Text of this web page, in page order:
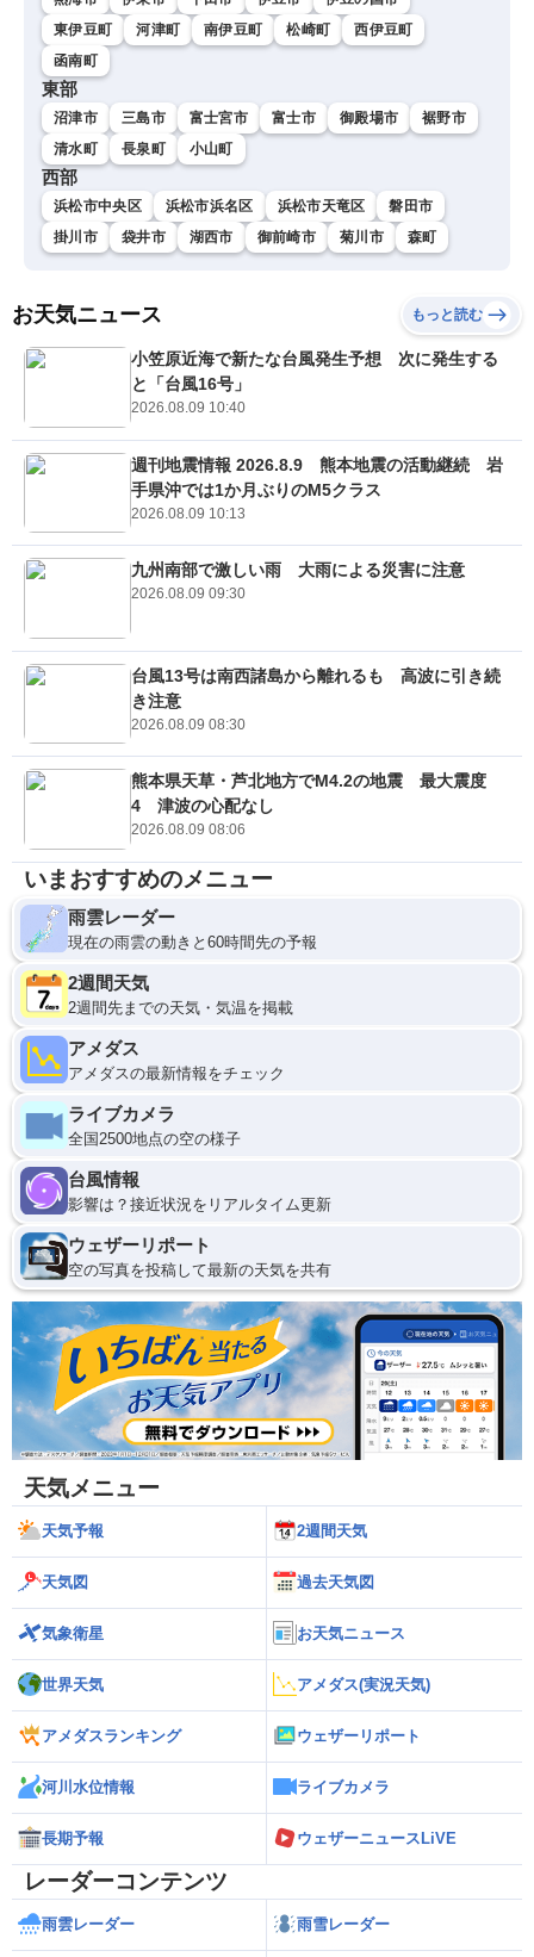
東伊豆町
河津町 南伊豆町 松崎町
西伊豆町
函南町
東部
沼津市 三島市 富士宮市 富士市 御殿場市
裾野市
清水町
長泉町 小山町
西部
浜松市中央区 浜松市浜名区 浜松市天竜区
磐田市
掛川市
袋井市 湖西市 御前崎市 菊川市 森町
お天気ニュース もっと読む
小笠原近海で新たな台風発生予想 次に発生する
と「台風16号」
2026.08.09 10:40
週刊地震情報 2026.8.9 熊本地震の活動継続 岩
手県沖では1か月ぶりのM5クラス
2026.08.09 10:13
九州南部で激しい雨 大雨による災害に注意
2026.08.09 09:30
台風13号は南西諸島から離れるも 高波に引き続
き注意
2026.08.09 08:30
熊本県天草・芦北地方でM4.2の地震 最大震度
4 津波の心配なし
2026.08.09 08:06
いまおすすめのメニュー
雨雲レーダー
現在の雨雲の動きと60時間先の予報
2週間天気
2週間先までの天気・気温を掲載
アメダス
アメダスの最新情報をチェック
ライブカメラ
全国2500地点の空の様子
台風情報
影響は？接近状況をリアルタイム更新
ウェザーリポート
空の写真を投稿して最新の天気を共有
天気メニュー
天気予報 2週間天気
天気図 過去天気図
気象衛星 お天気ニュース
世界天気 アメダス(実況天気)
アメダスランキング ウェザーリポート
河川水位情報 ライブカメラ
長期予報 ウェザーニュースLiVE
レーダーコンテンツ
雨雲レーダー 雨雪レーダー